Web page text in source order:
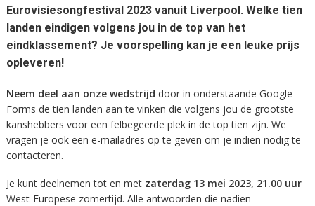
Eurovisiesongfestival 2023 vanuit Liverpool. Welke tien
landen eindigen volgens jou in de top van het
eindklassement? Je voorspelling kan je een leuke prijs
opleveren!
Neem deel aan onze wedstrijd door in onderstaande Google
Forms de tien landen aan te vinken die volgens jou de grootste
kanshebbers voor een felbegeerde plek in de top tien zijn. We
vragen je ook een e-mailadres op te geven om je indien nodig te
contacteren.
Je kunt deelnemen tot en met zaterdag 13 mei 2023, 21.00 uur
West-Europese zomertijd. Alle antwoorden die nadien